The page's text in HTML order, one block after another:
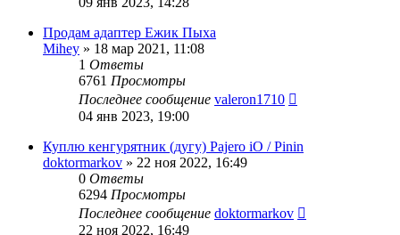
Продам адаптер Ежик Пыха
Mihey » 18 мар 2021, 11:08
1 Ответы
6761 Просмотры
Последнее сообщение valeron1710
04 янв 2023, 19:00
Куплю кенгурятник (дугу) Pajero iO / Pinin
doktormarkov » 22 ноя 2022, 16:49
0 Ответы
6294 Просмотры
Последнее сообщение doktormarkov
22 ноя 2022, 16:49